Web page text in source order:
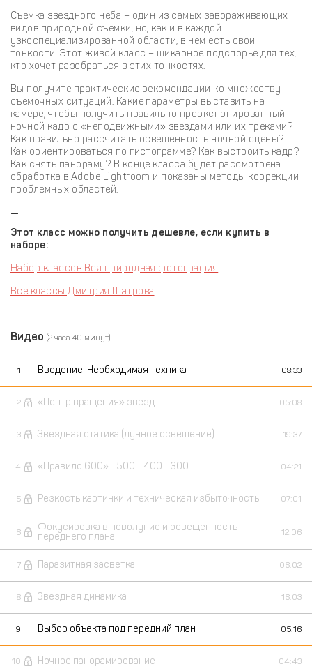
Съемка звездного неба – один из самых завораживающих
видов природной съемки, но, как и в каждой
узкоспециализированной области, в нем есть свои
тонкости. Этот живой класс – шикарное подспорье для тех,
кто хочет разобраться в этих тонкостях.
Вы получите практические рекомендации ко множеству
съемочных ситуаций. Какие параметры выставить на
камере, чтобы получить правильно проэкспонированный
ночной кадр с «неподвижными» звездами или их треками?
Как правильно рассчитать освещенность ночной сцены?
Как ориентироваться по гистограмме? Как выстроить кадр?
Как снять панораму? В конце класса будет рассмотрена
обработка в Adobe Lightroom и показаны методы коррекции
проблемных областей.
—
Этот класс можно получить дешевле, если купить в
наборе:
Набор классов Вся природная фотография
Все классы Дмитрия Шатрова
Видео (2 часа 40 минут)
1 Введение. Необходимая техника 08:33
2 «Центр вращения» звезд 05:08
3 Звездная статика (лунное освещение) 19:37
4 «Правило 600»… 500… 400… 300 04:21
5 Резкость картинки и техническая избыточность 07:01
6
Фокусировка в новолуние и освещенность
переднего плана
12:06
7 Паразитная засветка 06:02
8 Звездная динамика 16:03
9 Выбор объекта под передний план 05:16
10 Ночное панорамирование 04:43